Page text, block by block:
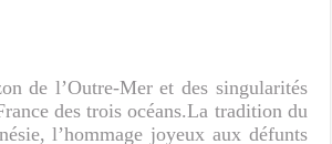
de l’Outre-Mer et des singularités
des trois océans.La tradition du
l’hommage joyeux aux défunts